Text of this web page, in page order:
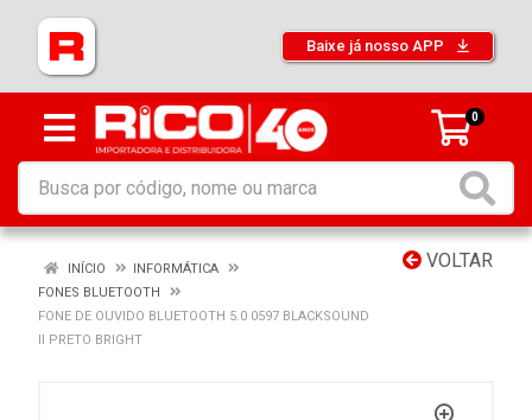
Baixe já nosso APP
0
VOLTAR
INÍCIO
INFORMÁTICA
FONES BLUETOOTH
FONE DE OUVIDO BLUETOOTH 5.0 0597 BLACKSOUND
II PRETO BRIGHT